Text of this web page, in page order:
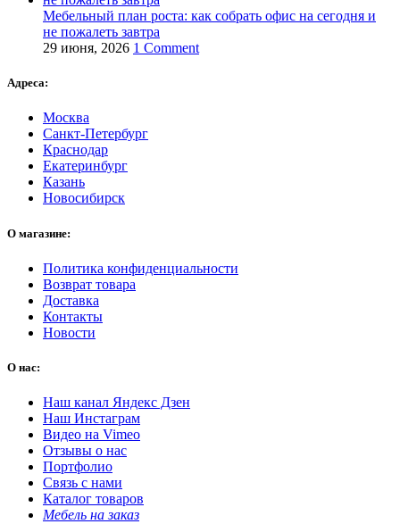
Мебельный план роста: как собрать офис на сегодня и
не пожалеть завтра
29 июня, 2026 1 Comment
Адреса:
Москва
Санкт-Петербург
Краснодар
Екатеринбург
Казань
Новосибирск
О магазине:
Политика конфиденциальности
Возврат товара
Доставка
Контакты
Новости
О нас:
Наш канал Яндекс Дзен
Наш Инстаграм
Видео на Vimeo
Отзывы о нас
Портфолио
Связь с нами
Каталог товаров
Мебель на заказ